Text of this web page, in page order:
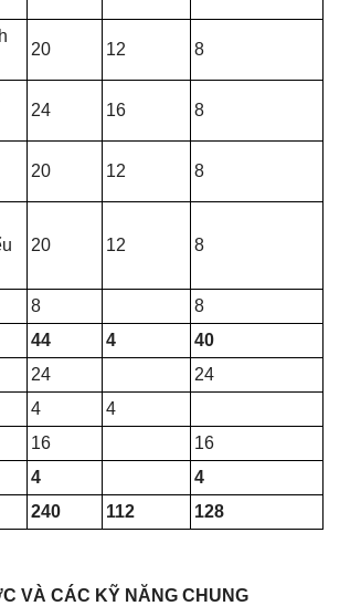
20 12 8
24 16 8
20 12 8
20 12 8
8
8
44 4
40
24
24
4
4
16
16
4
4
240 112
128
VÀ CÁC KỸ NĂNG CHUNG